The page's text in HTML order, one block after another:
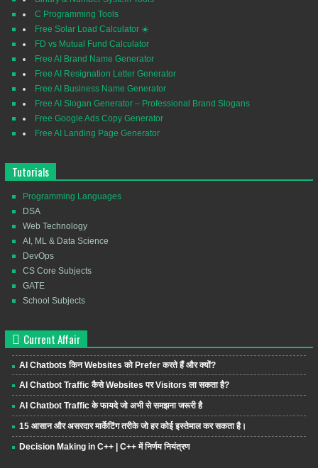
C Programming Tools
Free Solar Load Calculator ☀️
FD vs Mutual Fund Calculator
Free AI Brand Name Generator
Free AI Resignation Letter Generator
Free AI Business Name Generator
Free AI Slogan Generator – Professional Brand Slogans
Free Google Ads Copy Generator
Free AI Landing Page Generator
Tutorials
Programming Languages
DSA
Web Technology
AI, ML & Data Science
DevOps
CS Core Subjects
GATE
School Subjects
Current Affair
AI Chatbots किन Websites को Prefer करते हैं और क्यों?
AI Chatbot Traffic कैसे Websites पर Visitors ला सकता है?
AI Chatbot Traffic के फायदे जो अभी से समझना जरूरी है
15 आसान और असरदार मार्केटिंग तरीके जो हर कोई इस्तेमाल कर सकता है।
Decision Making in C++ | C++ में निर्णय नियंत्रण